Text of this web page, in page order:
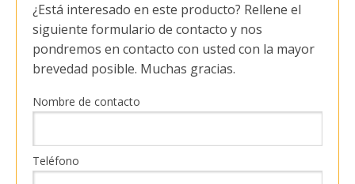
¿Está interesado en este producto? Rellene el
siguiente formulario de contacto y nos
pondremos en contacto con usted con la mayor
brevedad posible. Muchas gracias.
Nombre de contacto
Teléfono